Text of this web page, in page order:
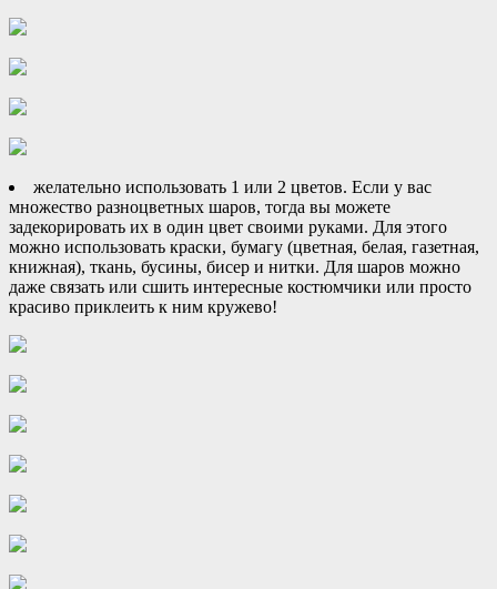
желательно использовать 1 или 2 цветов. Если у вас
множество разноцветных шаров, тогда вы можете
задекорировать их в один цвет своими руками. Для этого
можно использовать краски, бумагу (цветная, белая, газетная,
книжная), ткань, бусины, бисер и нитки. Для шаров можно
даже связать или сшить интересные костюмчики или просто
красиво приклеить к ним кружево!